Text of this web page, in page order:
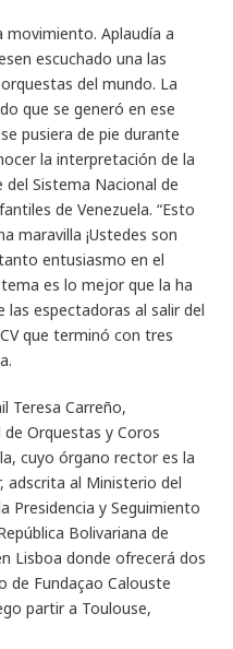
movimiento. Aplaudía a
escuchado una las
del mundo. La
que se generó en ese
pusiera de pie durante
la interpretación de la
Sistema Nacional de
de Venezuela. “Esto
maravilla ¡Ustedes son
entusiasmo en el
es lo mejor que la ha
las espectadoras al salir del
que terminó con tres
Teresa Carreño,
Orquestas y Coros
cuyo órgano rector es la
adscrita al Ministerio del
Presidencia y Seguimiento
Bolivariana de
Lisboa donde ofrecerá dos
de Fundaçao Calouste
partir a Toulouse,